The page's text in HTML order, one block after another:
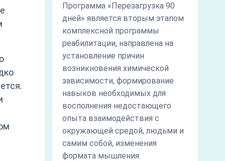
Программа «Перезагрузка 90
дней» является вторым этапом
комплексной программы
реабилитации, направлена на
установление причин
возникновения химической
зависимости, формирование
навыков необходимых для
восполнения недостающего
опыта взаимодействия с
окружающей средой, людьми и
самим собой, изменения
формата мышления.